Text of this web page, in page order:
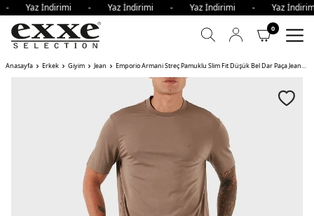
- Yaz İndirimi - Yaz İndirimi - Yaz İndirimi - Yaz
0
Anasayfa Erkek Giyim Jean Emporio Armani Streç Pamuklu Slim Fit Düşük Bel Dar Paça Jeans Erkek Kot Pantolon